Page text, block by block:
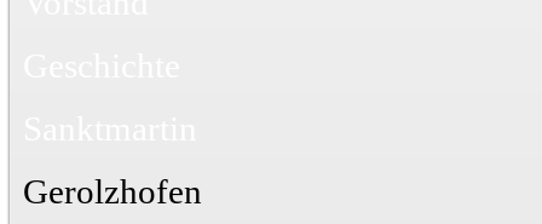
Gerolzhofen